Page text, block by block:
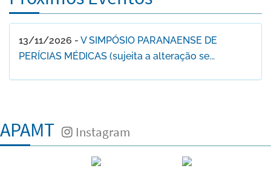
13/11/2026 - V SIMPÓSIO PARANAENSE DE
PERÍCIAS MÉDICAS (sujeita a alteração se...
APAMT Instagram